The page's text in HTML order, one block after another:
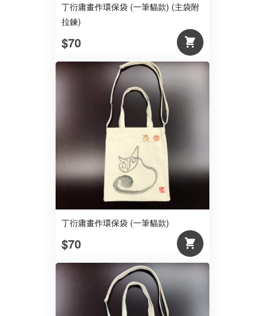
丁衍庸畫作環保袋 (一筆貓款) (主袋附
拉鍊)
$70
丁衍庸畫作環保袋 (一筆貓款)
$70